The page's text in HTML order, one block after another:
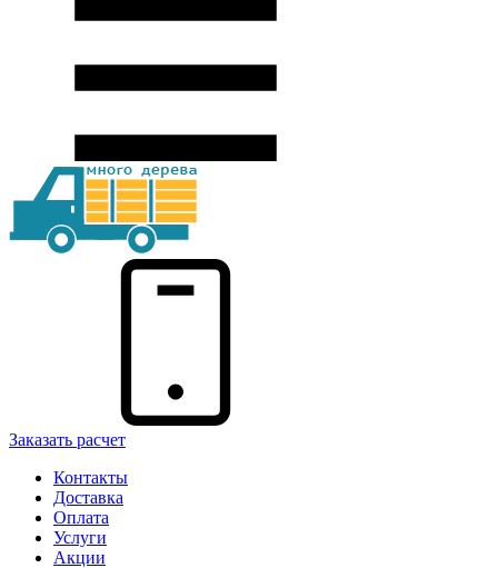
Заказать расчет
Контакты
Доставка
Оплата
Услуги
Акции